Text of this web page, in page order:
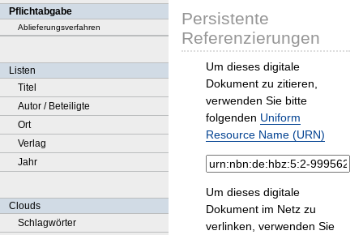
Pflichtabgabe
Ablieferungsverfahren
Listen
Titel
Autor / Beteiligte
Ort
Verlag
Jahr
Clouds
Schlagwörter
Persistente
Referenzierungen
Um dieses digitale
Dokument zu zitieren,
verwenden Sie bitte
folgenden Uniform
Resource Name (URN)
Um dieses digitale
Dokument im Netz zu
verlinken, verwenden Sie